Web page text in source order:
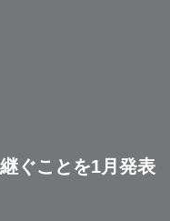
ぐことを1月発表